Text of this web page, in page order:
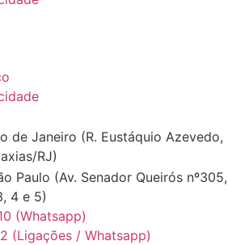
de Janeiro (R. Eustáquio Azevedo,
RJ)
Paulo (Av. Senador Queirós nº305,
4 e 5)
(Whatsapp)
(Ligações / Whatsapp)